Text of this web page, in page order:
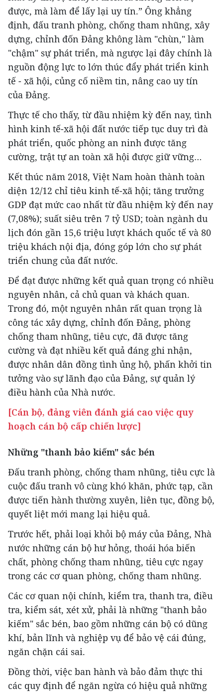
được, mà làm để lấy lại uy tín.” Ông khẳng
định, đấu tranh phòng, chống tham nhũng, xây
dựng, chỉnh đốn Đảng không làm "chùn," làm
"chậm" sự phát triển, mà ngược lại đây chính là
nguồn động lực to lớn thúc đẩy phát triển kinh
tế - xã hội, củng cố niềm tin, nâng cao uy tín
của Đảng.
Thực tế cho thấy, từ đầu nhiệm kỳ đến nay, tình
hình kinh tế-xã hội đất nước tiếp tục duy trì đà
phát triển, quốc phòng an ninh được tăng
cường, trật tự an toàn xã hội được giữ vững…
Kết thúc năm 2018, Việt Nam hoàn thành toàn
diện 12/12 chỉ tiêu kinh tế-xã hội; tăng trưởng
GDP đạt mức cao nhất từ đầu nhiệm kỳ đến nay
(7,08%); suất siêu trên 7 tỷ USD; toàn ngành du
lịch đón gần 15,6 triệu lượt khách quốc tế và 80
triệu khách nội địa, đóng góp lớn cho sự phát
triển chung của đất nước.
Để đạt được những kết quả quan trọng có nhiều
nguyên nhân, cả chủ quan và khách quan.
Trong đó, một nguyên nhân rất quan trọng là
công tác xây dựng, chỉnh đốn Đảng, phòng
chống tham nhũng, tiêu cực, đã được tăng
cường và đạt nhiều kết quả đáng ghi nhận,
được nhân dân đồng tình ủng hộ, phấn khởi tin
tưởng vào sự lãnh đạo của Đảng, sự quản lý
điều hành của Nhà nước.
[Cán bộ, đảng viên đánh giá cao việc quy
hoạch cán bộ cấp chiến lược]
Những "thanh bảo kiếm" sắc bén
Đấu tranh phòng, chống tham nhũng, tiêu cực là
cuộc đấu tranh vô cùng khó khăn, phức tạp, cần
được tiến hành thường xuyên, liên tục, đồng bộ,
quyết liệt mới mang lại hiệu quả.
Trước hết, phải loại khỏi bộ máy của Đảng, Nhà
nước những cán bộ hư hỏng, thoái hóa biến
chất, phòng chống tham nhũng, tiêu cực ngay
trong các cơ quan phòng, chống tham nhũng.
Các cơ quan nội chính, kiểm tra, thanh tra, điều
tra, kiểm sát, xét xử, phải là những "thanh bảo
kiếm" sắc bén, bao gồm những cán bộ có dũng
khí, bản lĩnh và nghiệp vụ để bảo vệ cái đúng,
ngăn chặn cái sai.
Đồng thời, việc ban hành và bảo đảm thực thi
các quy định để ngăn ngừa có hiệu quả những